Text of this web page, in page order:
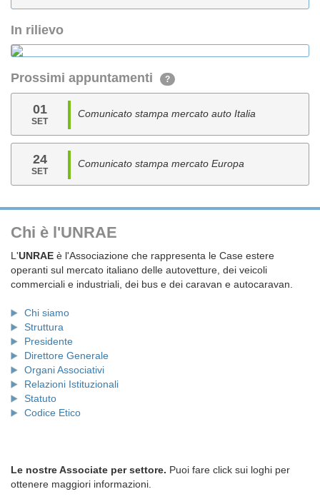
In rilievo
Prossimi appuntamenti ?
01
SET
Comunicato stampa mercato auto Italia
24
SET
Comunicato stampa mercato Europa
Chi è l'UNRAE
L'UNRAE è l'Associazione che rappresenta le Case estere
operanti sul mercato italiano delle autovetture, dei veicoli
commerciali e industriali, dei bus e dei caravan e autocaravan.
Chi siamo
Struttura
Presidente
Direttore Generale
Organi Associativi
Relazioni Istituzionali
Statuto
Codice Etico
Le nostre Associate per settore. Puoi fare click sui loghi per
ottenere maggiori informazioni.